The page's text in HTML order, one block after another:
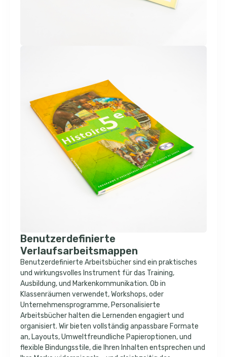
Benutzerdefinierte
Verlaufsarbeitsmappen
Benutzerdefinierte Arbeitsbücher sind ein praktisches
und wirkungsvolles Instrument für das Training,
Ausbildung, und Markenkommunikation. Ob in
Klassenräumen verwendet, Workshops, oder
Unternehmensprogramme, Personalisierte
Arbeitsbücher halten die Lernenden engagiert und
organisiert. Wir bieten vollständig anpassbare Formate
an, Layouts, Umweltfreundliche Papieroptionen, und
flexible Bindungsstile, die Ihren Inhalten entsprechen und